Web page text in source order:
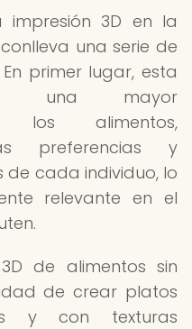
3D en la
una serie de
primer lugar, esta
una mayor
los alimentos,
preferencias y
de cada individuo, lo
relevante en el
de alimentos sin
de crear platos
y con texturas